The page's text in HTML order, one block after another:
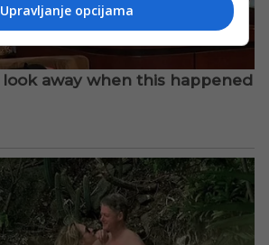
Upravljanje opcijama